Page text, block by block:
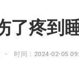
了疼到
时间：2024-02-05